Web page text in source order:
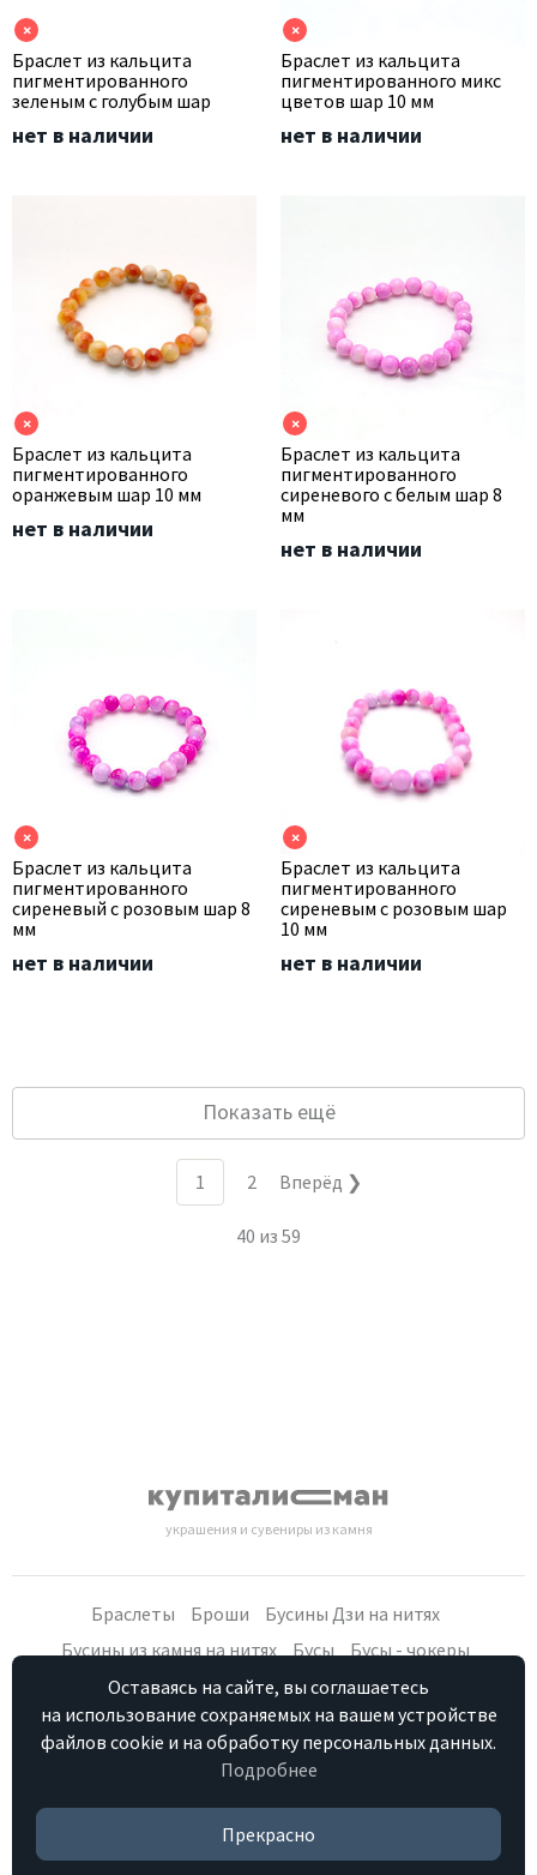
×
Браслет из кальцита
пигментированного
зеленым с голубым шар
нет в наличии
×
Браслет из кальцита
пигментированного микс
цветов шар 10 мм
нет в наличии
×
Браслет из кальцита
пигментированного
оранжевым шар 10 мм
нет в наличии
×
Браслет из кальцита
пигментированного
сиреневого с белым шар 8
мм
нет в наличии
×
Браслет из кальцита
пигментированного
сиреневый с розовым шар 8
мм
нет в наличии
×
Браслет из кальцита
пигментированного
сиреневым с розовым шар
10 мм
нет в наличии
Показать ещё
1 2 Вперёд ❯
40 из 59
украшения и сувениры из камня
Браслеты Броши
Бусины Дзи на нитях
Бусины из камня на нитях
Бусы
Бусы - чокеры
Кольца, серьги
Кулоны
Наборы (бусы, браслет, серьги)
Распродажа
Сувениры из камня Фурнитура Четки
Контакты Как купить
Оставаясь на сайте, вы соглашаетесь
на использование сохраняемых на вашем устройстве
файлов cookie и на обработку персональных данных.
Подробнее
Прекрасно